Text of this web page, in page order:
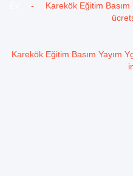
-
Karekök Eğitim
Karekök Eğitim Basım Yayım